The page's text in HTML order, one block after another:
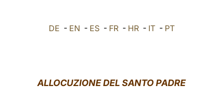
DE - EN - ES- FR- HR- IT- PT
ALLOCUZIONE DEL SANTO PADRE